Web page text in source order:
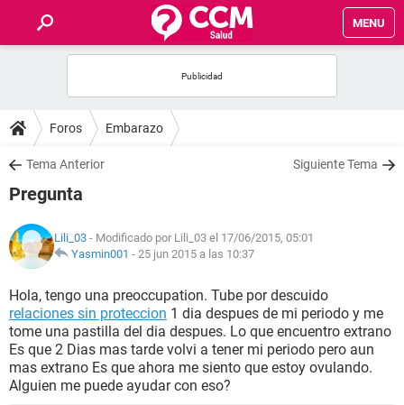
MENU
FOROS
SALUD
FAMILIA
NUTRICIÓN
BIENESTAR
SEXUALIDAD
GLOSARIO
Foros Embarazo
Tema Anterior Siguiente Tema
Pregunta
Lili_03 - Modificado por Lili_03 el 17/06/2015, 05:01
Yasmin001 - 25 jun 2015 a las 10:37
Hola, tengo una preoccupation. Tube por descuido
relaciones sin proteccion 1 dia despues de mi periodo y me
tome una pastilla del dia despues. Lo que encuentro extrano
Es que 2 Dias mas tarde volvi a tener mi periodo pero aun
mas extrano Es que ahora me siento que estoy ovulando.
Alguien me puede ayudar con eso?